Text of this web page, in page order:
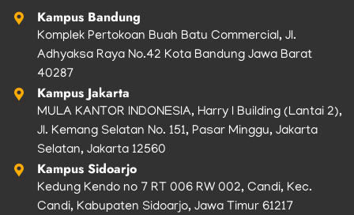
Kampus Bandung
Komplek Pertokoan Buah Batu Commercial, Jl.
Adhyaksa Raya No.42 Kota Bandung Jawa Barat
40287
Kampus Jakarta
MULA KANTOR INDONESIA, Harry I Building (Lantai 2),
Jl. Kemang Selatan No. 151, Pasar Minggu, Jakarta
Selatan, Jakarta 12560
Kampus Sidoarjo
Kedung Kendo no 7 RT 006 RW 002, Candi, Kec.
Candi, Kabupaten Sidoarjo, Jawa Timur 61217